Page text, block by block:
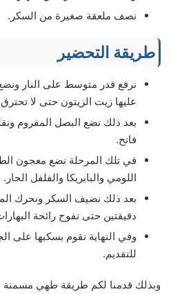
نصف ملعقة صغيرة من السكر.
طریقة التحضير
نرفع قدر متوسط على النار
عليها زيت الزيتون حتى لا
بعد ذلك نضع البصل المفروم
فاتح.
في تلك المرحلة نضع معجون
اللومي والبابريكا والفلفل الحار.
بعد ذلك نضيف السكر ونحرك
دقيقتين حتى تفوح رائحة
وفي النهاية نقوم بسكبها على
للتقديم.
وبذلك قدمنا لكم طريقة طهي مسمنة